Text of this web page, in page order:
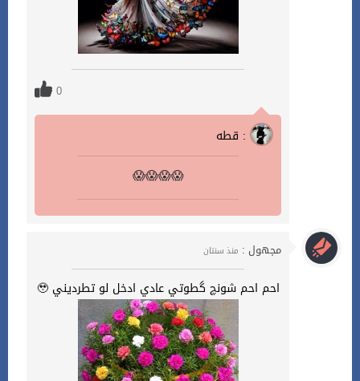
0
قطه :
😱😱😱😱
مجهول : منذ سنتان
احم احم شونچ گطوتي عادي ادخل لو تطرديني 🥹